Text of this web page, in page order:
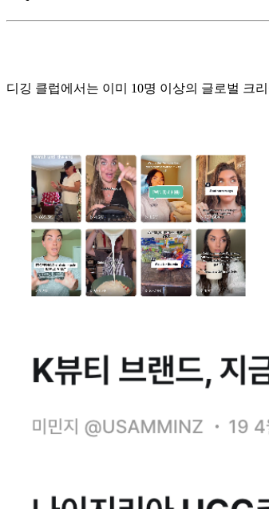
디깅 클럽에서는 이미 10명 이상의 글로벌 크